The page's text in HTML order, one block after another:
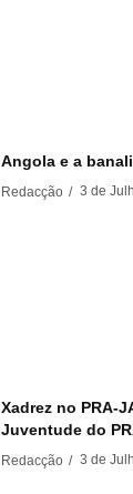
Angola e a
Redacção / 3 de
Xadrez no PRA-
Juventude do
Redacção / 3 de